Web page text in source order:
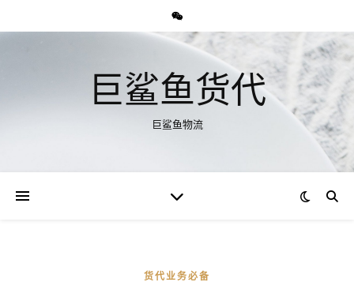
巨鲨鱼货代
巨鲨鱼物流
货代业务必备